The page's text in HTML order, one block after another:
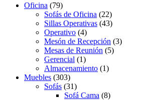
Oficina (79)
Sofás de Oficina (22)
Sillas Operativas (43)
Operativo (4)
Mesón de Recepción (3)
Mesas de Reunión (5)
Gerencial (1)
Almacenamiento (1)
Muebles (303)
Sofás (31)
Sofá Cama (8)